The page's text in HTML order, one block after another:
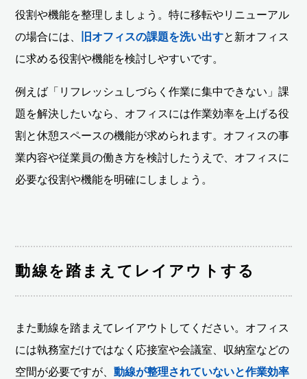
役割や機能を整理しましょう。特に移転やリニューアル
の場合には、
旧オフィスの課題を洗い出すと新オフィス
に求める役割や機能を検討しやすいです。
例えば「リフレッシュしづらく作業に集中できない」課
題を解決したいなら、オフィスには作業効率を上げる役
割と休憩スペースの機能が求められます。オフィスの事
業内容や従業員の働き方を検討したうえで、オフィスに
必要な役割や機能を明確にしましょう。
動線を踏まえてレイアウトする
また動線を踏まえてレイアウトしてください。オフィス
には執務室だけではなく応接室や会議室、収納室などの
空間が必要ですが、動線が整理されていないと作業効率